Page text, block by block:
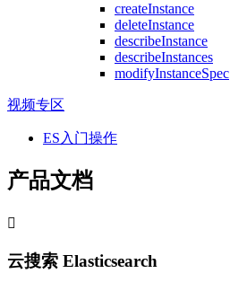
createInstance
deleteInstance
describeInstance
describeInstances
modifyInstanceSpec
视频专区
ES入门操作
产品文档

云搜索 Elasticsearch